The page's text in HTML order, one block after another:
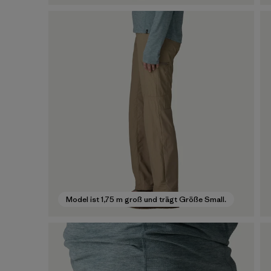
Model ist 1,75 m groß und trägt Größe Small.